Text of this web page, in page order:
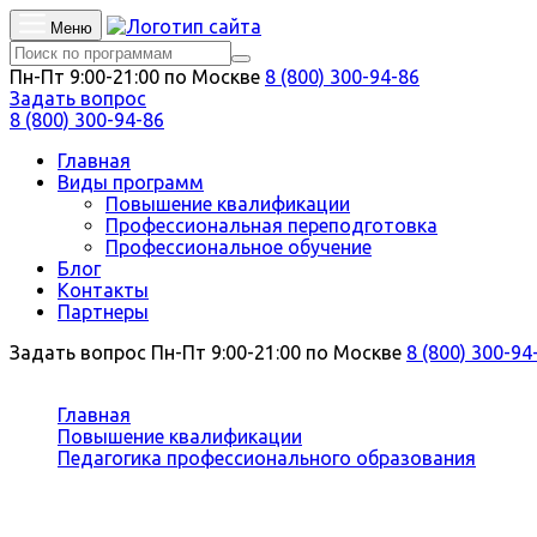
Меню
Пн-Пт 9:00-21:00 по Москве 8 (800) 300-94-86
Задать вопрос
8 (800) 300-94-86
Главная
Виды программ
Повышение квалификации
Профессиональная переподготовка
Профессиональное обучение
Блог
Контакты
Партнеры
Задать вопрос Пн-Пт 9:00-21:00 по Москве 8 (800) 300-
Главная
Повышение квалификации
Педагогика профессионального образования